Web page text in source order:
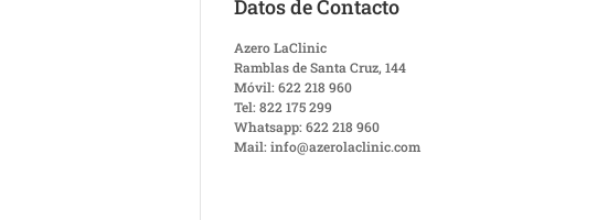
Datos de Contacto
Azero LaClinic
Ramblas de Santa Cruz, 144
Móvil: 622 218 960
Tel: 822 175 299
Whatsapp: 622 218 960
Mail: info@azerolaclinic.com